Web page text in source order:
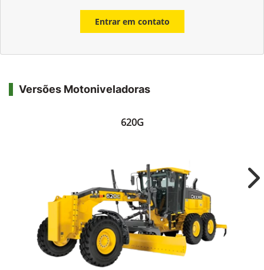
Entrar em contato
Versões Motoniveladoras
620G